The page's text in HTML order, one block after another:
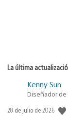
La última
Kenny Sun
Diseñador
Fecha
28 de julio de 2026